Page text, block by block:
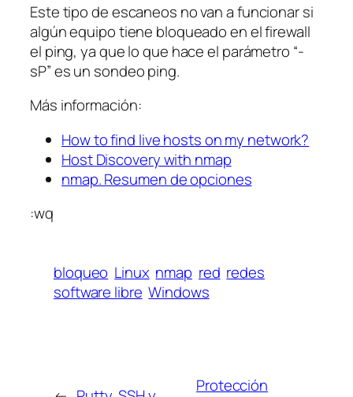
Este tipo de escaneos no van a funcionar si
algún equipo tiene bloqueado en el firewall
el ping, ya que lo que hace el parámetro “-
sP” es un sondeo ping.
Más información:
How to find live hosts on my network?
Host Discovery with nmap
nmap. Resumen de opciones
:wq
bloqueo Linux nmap red redes
software libre Windows
Protección